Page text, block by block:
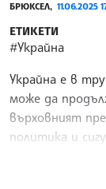
БРЮКСЕЛ, 11.06.2025
ЕТИКЕТИ
#Украйна
Украйна е в
може да
върховният
политика и